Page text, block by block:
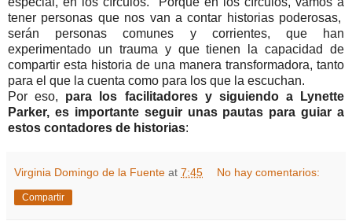
tener personas que nos van a contar historias poderosas,
serán personas comunes y corrientes, que han
experimentado un trauma y que tienen la capacidad de
compartir esta historia de una manera transformadora, tanto
para el que la cuenta como para los que la escuchan.
Por eso, para los facilitadores y siguiendo a Lynette
Parker, es importante seguir unas pautas para guiar a
estos contadores de historias:
Virginia Domingo de la Fuente at 7:45 No hay comentarios:
Compartir